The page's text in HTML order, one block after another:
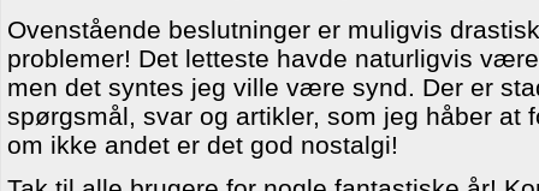
Ovenstående beslutninger er muligvis
problemer! Det letteste havde naturligvis
men det syntes jeg ville være synd. Der er
spørgsmål, svar og artikler, som jeg håber at
om ikke andet er det god nostalgi!